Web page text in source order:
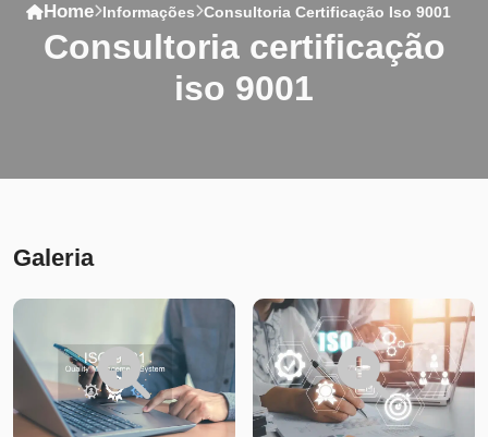
Home Informações Consultoria Certificação Iso 9001
consultoria certificação
iso 9001
Galeria